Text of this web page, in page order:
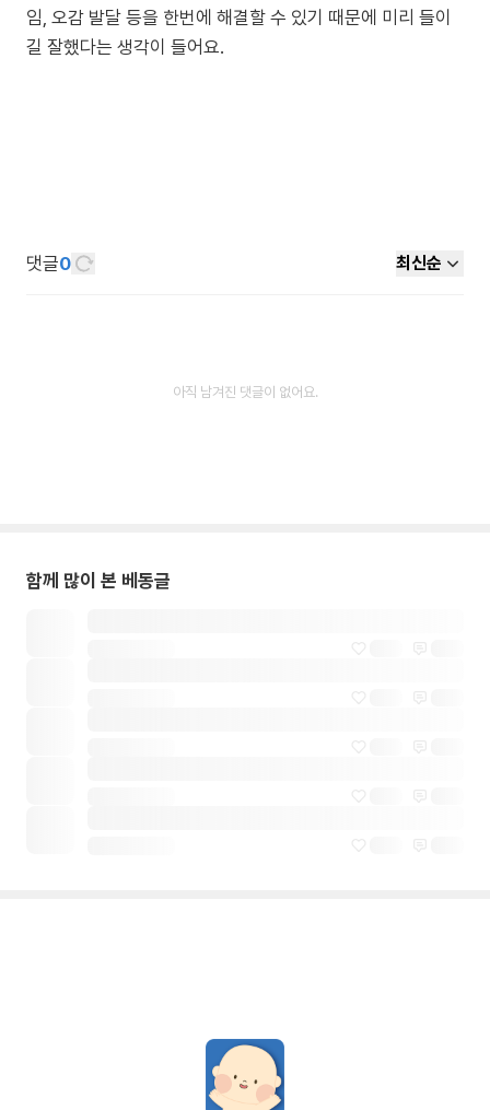
임, 오감 발달 등을 한번에 해결할 수 있기 때문에 미리 들이
길 잘했다는 생각이 들어요.
댓글0 최신순
아직 남겨진 댓글이 없어요.
함께 많이 본 베동글